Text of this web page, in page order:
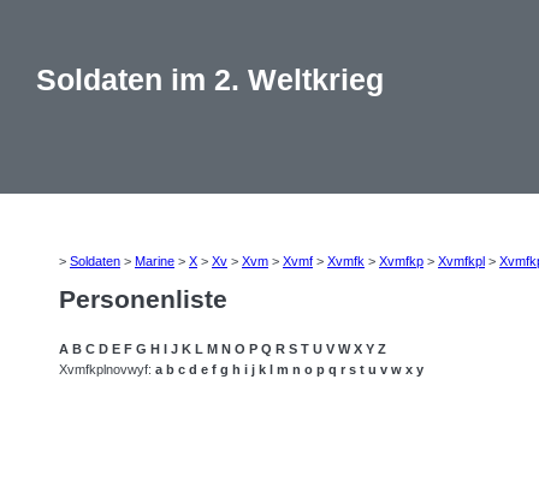
Soldaten im 2. Weltkrieg
> Soldaten > Marine > X > Xv > Xvm > Xvmf > Xvmfk > Xvmfkp > Xvmfkpl >
Personenliste
A B C D E F G H I J K L M N O P Q R S T U V W X Y Z
Xvmfkplnovwyf: a b c d e f g h i j k l m n o p q r s t u v w x y